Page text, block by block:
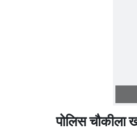
पोलिस चौकीला